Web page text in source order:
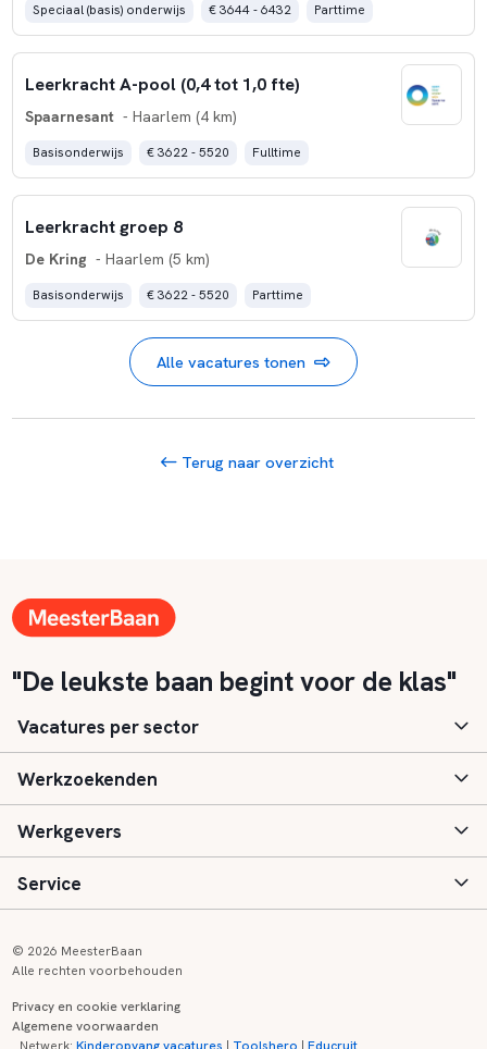
Speciaal (basis) onderwijs € 3644 - 6432 Parttime
Leerkracht A-pool (0,4 tot 1,0 fte)
Spaarnesant - Haarlem (4 km)
Basisonderwijs € 3622 - 5520 Fulltime
Leerkracht groep 8
De Kring - Haarlem (5 km)
Basisonderwijs € 3622 - 5520 Parttime
Alle vacatures tonen
Terug naar overzicht
"De leukste baan begint voor de klas"
Vacatures per sector
Basisonderwijs
Speciaal (basis) onderwijs
Voortgezet onderwijs
Kinderopvang
Werkzoekenden
Aanmelden
Vacatures
Zij-instroom informatie
Werkgevers
Inloggen
Registreren
Service
Onderwijs links
© 2026 MeesterBaan
Alle rechten voorbehouden
Privacy en cookie verklaring
Algemene voorwaarden
Netwerk:Kinderopvang vacatures | Toolshero |Educruit